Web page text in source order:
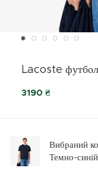
Lacoste
3190 ₴
Вибраний